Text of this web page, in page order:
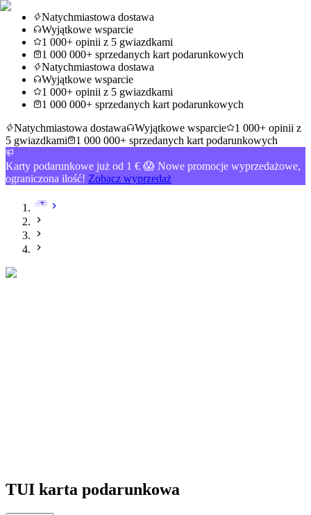
Natychmiastowa dostawa
Wyjątkowe wsparcie
1 000+ opinii z 5 gwiazdkami
1 000 000+ sprzedanych kart podarunkowych
Natychmiastowa dostawa
Wyjątkowe wsparcie
1 000+ opinii z 5 gwiazdkami
1 000 000+ sprzedanych kart podarunkowych
Natychmiastowa dostawa
Wyjątkowe wsparcie
1 000+ opinii z
5 gwiazdkami
1 000 000+ sprzedanych kart podarunkowych
Karty podarunkowe już od 1 € 😱 Nowe promocje wyprzedażowe,
ograniczona ilość! Zobacz wyprzedaż
TUI karta podarunkowa